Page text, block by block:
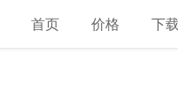
首页 价格 下